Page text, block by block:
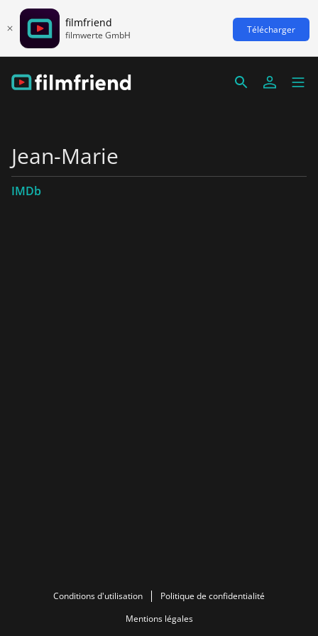
filmfriend
filmwerte GmbH Télécharger
Jean-Marie
IMDb
Conditions d'utilisation
Politique de confidentialité
Mentions légales